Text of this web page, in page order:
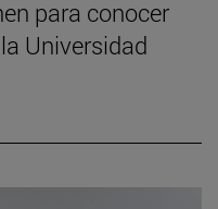
para conocer
Universidad